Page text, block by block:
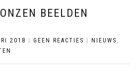
BEELDEN
2018 GEEN REACTIES NIEUWS ,